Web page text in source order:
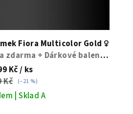
Fiora Multicolor Gold ♀️
zdarma + Dárkové balení
Kč/ ks
Kč (–21 %)
| Sklad A